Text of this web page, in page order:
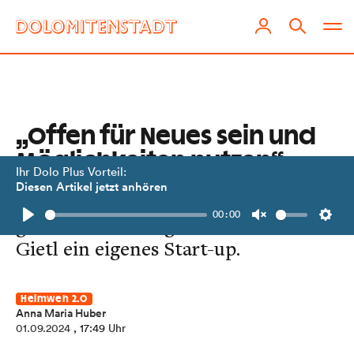
Ihr Dolo Plus Vorteil:
Diesen Artikel jetzt anhören
Play
00:00
Unmute
„Offen für Neues sein und
Möglichkeiten nutzen“
Fasziniert vom Thema „Longevity“
gründete der Jung-Mediziner Mario
Gietl ein eigenes Start-up.
Heimweh 2.0
Anna Maria Huber
01.09.2024 , 17:49 Uhr